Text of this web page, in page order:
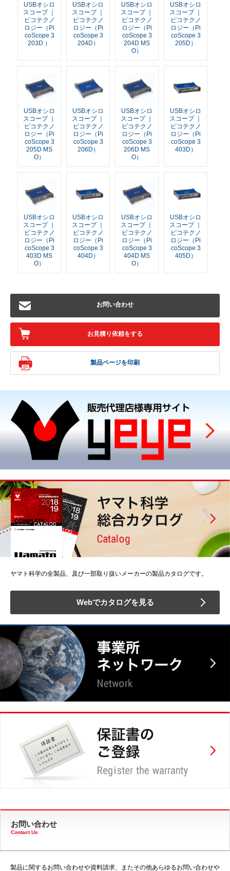
USBオシロ
スコープ ｜
ピコテクノ
ロジー（Pi
coScope 3
203D ）
USBオシロ
スコープ ｜
ピコテクノ
ロジー（Pi
coScope 3
204D）
USBオシロ
スコープ ｜
ピコテクノ
ロジー（Pi
coScope 3
204D MS
O）
USBオシロ
スコープ ｜
ピコテクノ
ロジー（Pi
coScope 3
205D）
USBオシロ
スコープ ｜
ピコテクノ
ロジー（Pi
coScope 3
205D MS
O）
USBオシロ
スコープ ｜
ピコテクノ
ロジー（Pi
coScope 3
206D）
USBオシロ
スコープ ｜
ピコテクノ
ロジー（Pi
coScope 3
206D MS
O）
USBオシロ
スコープ ｜
ピコテクノ
ロジー（Pi
coScope 3
403D）
USBオシロ
スコープ ｜
ピコテクノ
ロジー（Pi
coScope 3
403D MS
O）
USBオシロ
スコープ ｜
ピコテクノ
ロジー（Pi
coScope 3
404D）
USBオシロ
スコープ ｜
ピコテクノ
ロジー（Pi
coScope 3
404D MS
O）
USBオシロ
スコープ ｜
ピコテクノ
ロジー（Pi
coScope 3
405D）
お問い合わせ
お見積り依頼をする
製品ページを印刷
ヤマト科学の全製品、及び一部取り扱いメーカーの製品カタログです。
Webでカタログを見る
お問い合わせ
Contact Us
製品に関するお問い合わせや資料請求、またその他あらゆるお問い合わせや